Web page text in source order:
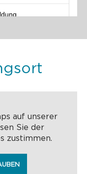
auf unserer
Sie der
zustimmen.